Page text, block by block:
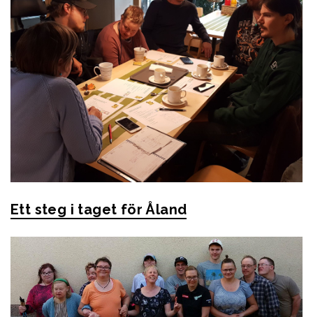
Ett steg i taget för Åland